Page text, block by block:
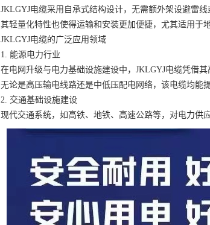
JKLGYJ电缆采用自承式结构设计，无需额外架设避雷
其轻量化特性也使得运输和安装更加便捷，尤其适用于
JKLGYJ电缆的广泛应用领域
1. 能源电力行业
在电网升级与电力基础设施建设中，JKLGYJ电缆凭借
无论是高压输电线路还是中低压配电网络，该电缆均能
2. 交通基础设施建设
现代交通系统，如高铁、地铁、高速公路等，对电力供